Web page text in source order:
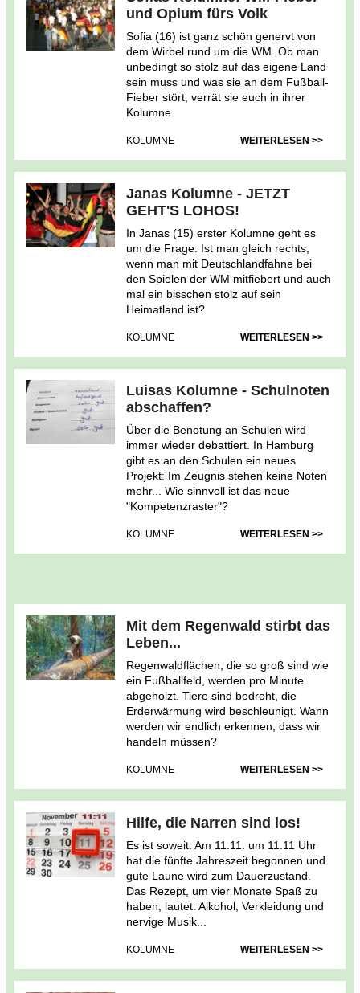
und Opium fürs Volk
Sofia (16) ist ganz schön genervt von
dem Wirbel rund um die WM. Ob man
unbedingt so stolz auf das eigene Land
sein muss und was sie an dem Fußball-
Fieber stört, verrät sie euch in ihrer
Kolumne.
KOLUMNE WEITERLESEN >>
Janas Kolumne - JETZT
GEHT'S LOHOS!
In Janas (15) erster Kolumne geht es
um die Frage: Ist man gleich rechts,
wenn man mit Deutschlandfahne bei
den Spielen der WM mitfiebert und auch
mal ein bisschen stolz auf sein
Heimatland ist?
KOLUMNE WEITERLESEN >>
Luisas Kolumne - Schulnoten
abschaffen?
Über die Benotung an Schulen wird
immer wieder debattiert. In Hamburg
gibt es an den Schulen ein neues
Projekt: Im Zeugnis stehen keine Noten
mehr... Wie sinnvoll ist das neue
"Kompetenzraster"?
KOLUMNE WEITERLESEN >>
Mit dem Regenwald stirbt das
Leben...
Regenwaldflächen, die so groß sind wie
ein Fußballfeld, werden pro Minute
abgeholzt. Tiere sind bedroht, die
Erderwärmung wird beschleunigt. Wann
werden wir endlich erkennen, dass wir
handeln müssen?
KOLUMNE WEITERLESEN >>
Hilfe, die Narren sind los!
Es ist soweit: Am 11.11. um 11.11 Uhr
hat die fünfte Jahreszeit begonnen und
gute Laune wird zum Dauerzustand.
Das Rezept, um vier Monate Spaß zu
haben, lautet: Alkohol, Verkleidung und
nervige Musik...
KOLUMNE WEITERLESEN >>